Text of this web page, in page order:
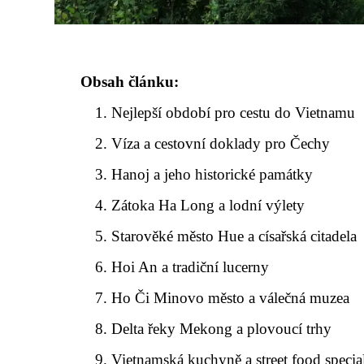
Obsah článku:
Nejlepší období pro cestu do Vietnamu
Víza a cestovní doklady pro Čechy
Hanoj a jeho historické památky
Zátoka Ha Long a lodní výlety
Starověké město Hue a císařská citadela
Hoi An a tradiční lucerny
Ho Či Minovo město a válečná muzea
Delta řeky Mekong a plovoucí trhy
Vietnamská kuchyně a street food